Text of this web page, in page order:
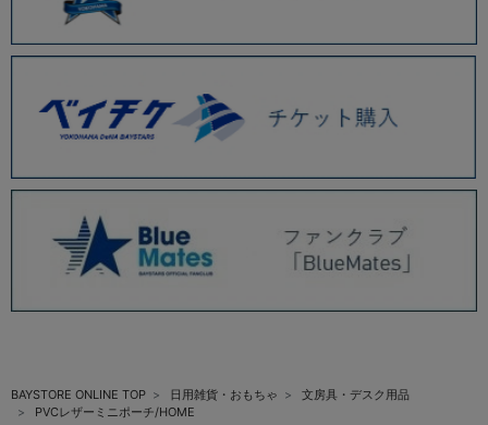
BAYSTORE ONLINE TOP 日用雑貨・おもちゃ
文房具・デスク用品
PVCレザーミニポーチ/HOME